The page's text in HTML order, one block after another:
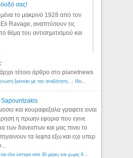
σας!
το μακρινό 1928 από τον
Ravage, αναπτύσουν τις
θέμα του αντισημιτισμού και
τέτοιο άρθρο στο planetnews
Λόγιος Ερμής | Η γνώση ξεκινάει με την αναζήτηση...: Ιδού οι 18 που χρωστούν 11 δις ευρώ!
Sapountzakis
και κουραφεξαλα γραφετε ειναι
η πρωην εφορια που εγινε
των δανειστων και μας πινει το
τα λεφτα εξω και οχι υπερ
Εφορία: Κατάσχονται όλα ύστερα από 30 μέρες και χωρίς δικαστικές αποφάσεις - Λόγιος Ερμής